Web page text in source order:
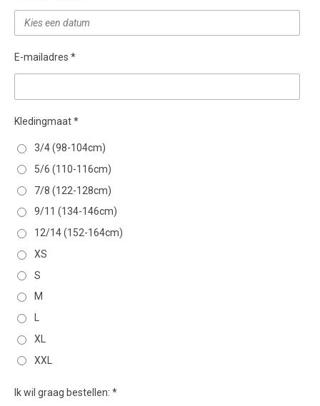
E-mailadres *
Kledingmaat *
3/4 (98-104cm)
5/6 (110-116cm)
7/8 (122-128cm)
9/11 (134-146cm)
12/14 (152-164cm)
XS
S
M
XL
XXL
Ik wil graag bestellen: *